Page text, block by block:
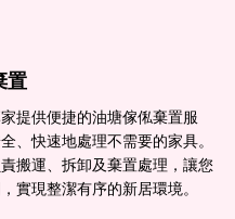
置
提供便捷的油塘傢俬棄置服
、快速地處理不需要的家具。
搬運、拆卸及棄置處理，讓您
實現整潔有序的新居環境。